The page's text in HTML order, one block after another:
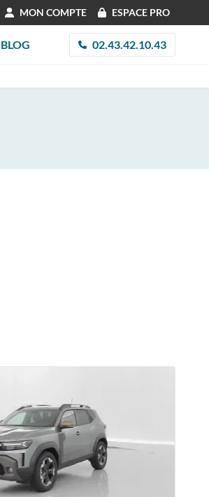
MON COMPTE ESPACE PRO
BLOG 02.43.42.10.43